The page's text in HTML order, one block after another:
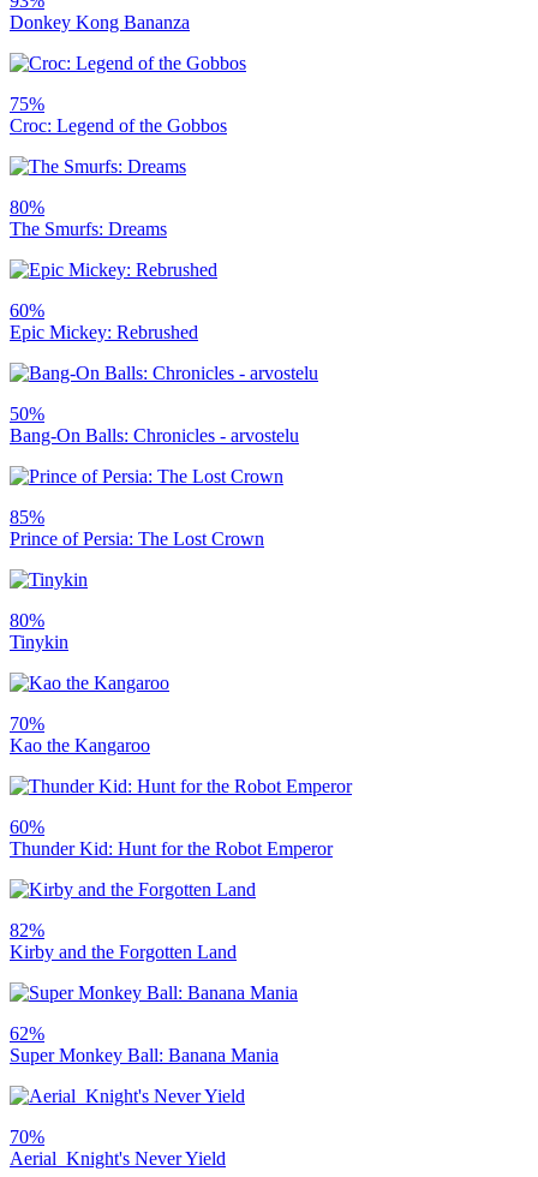
Donkey Kong Bananza
75%
Croc: Legend of the Gobbos
80%
The Smurfs: Dreams
60%
Epic Mickey: Rebrushed
50%
Bang-On Balls: Chronicles - arvostelu
85%
Prince of Persia: The Lost Crown
80%
Tinykin
70%
Kao the Kangaroo
60%
Thunder Kid: Hunt for the Robot Emperor
82%
Kirby and the Forgotten Land
62%
Super Monkey Ball: Banana Mania
70%
Aerial_Knight's Never Yield